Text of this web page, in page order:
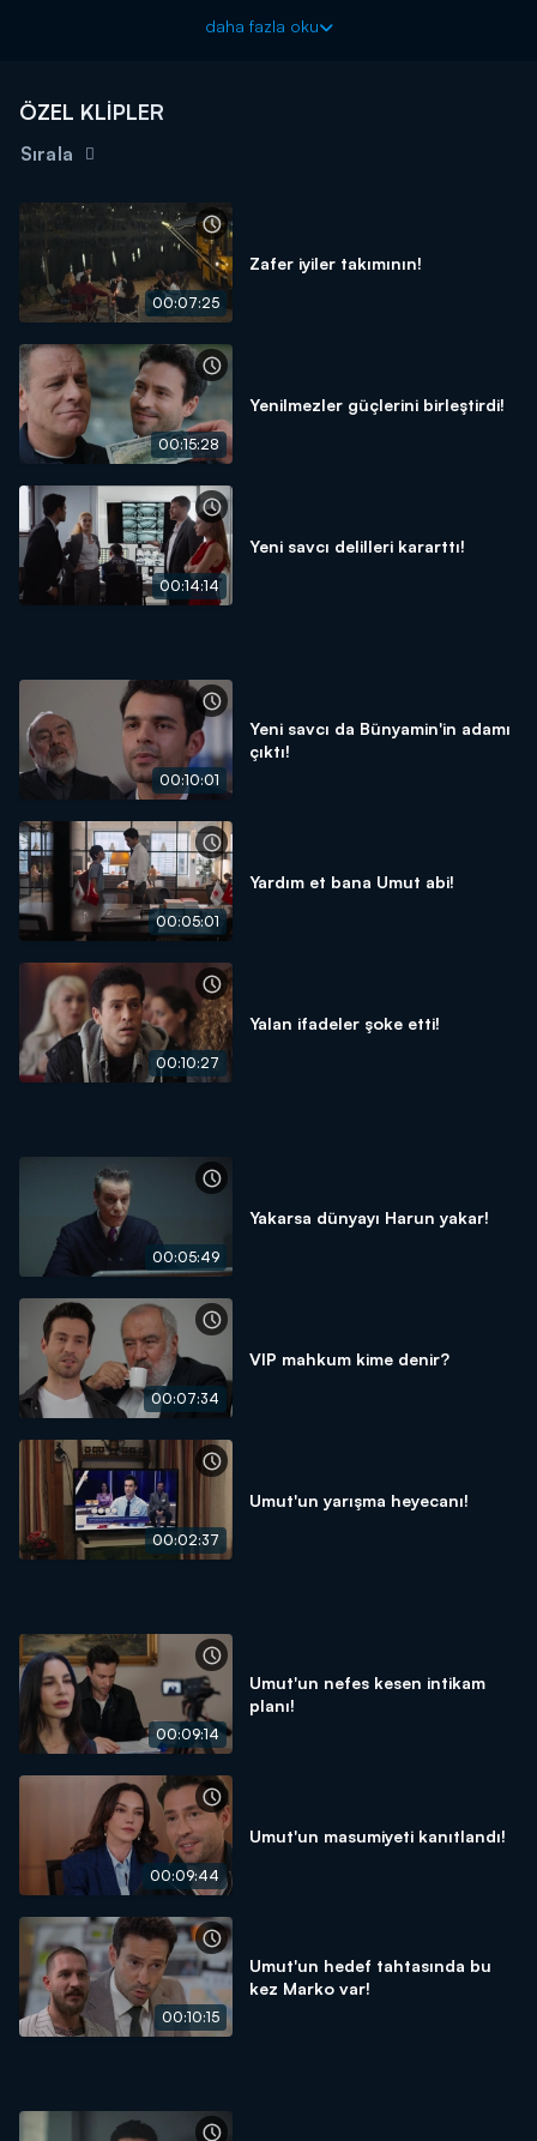
daha fazla oku
ÖZEL KLİPLER
Sırala
00:07:25
Zafer iyiler takımının!
00:15:28
Yenilmezler güçlerini birleştirdi!
00:14:14
Yeni savcı delilleri kararttı!
00:10:01
Yeni savcı da Bünyamin'in adamı
çıktı!
00:05:01
Yardım et bana Umut abi!
00:10:27
Yalan ifadeler şoke etti!
00:05:49
Yakarsa dünyayı Harun yakar!
00:07:34
VIP mahkum kime denir?
00:02:37
Umut'un yarışma heyecanı!
00:09:14
Umut'un nefes kesen intikam
planı!
00:09:44
Umut'un masumiyeti kanıtlandı!
00:10:15
Umut'un hedef tahtasında bu
kez Marko var!